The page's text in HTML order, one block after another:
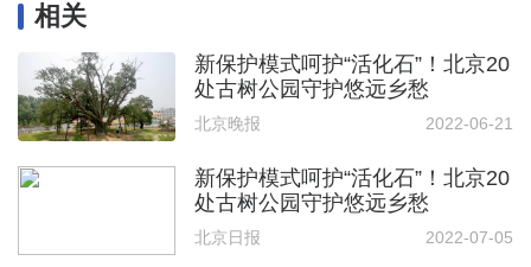
相关
新保护模式呵护“活化石”！北京20
处古树公园守护悠远乡愁
北京晚报 2022-06-21
新保护模式呵护“活化石”！北京20
处古树公园守护悠远乡愁
北京日报 2022-07-05